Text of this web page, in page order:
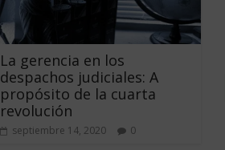
La gerencia en los
despachos judiciales: A
propósito de la cuarta
revolución
septiembre 14, 2020 0